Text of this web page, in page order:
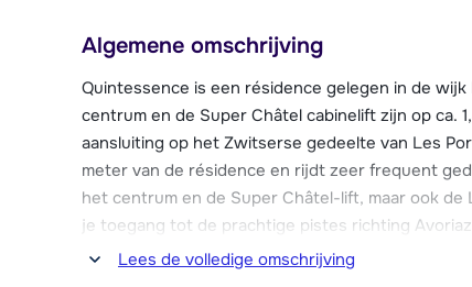
Algemene omschrijving
Quintessence is een résidence gelegen in de
centrum en de Super Châtel cabinelift zijn op ca.
aansluiting op het Zwitserse gedeelte van Les
meter van de résidence en rijdt zeer frequent
het centrum en de Super Châtel-lift, maar ook
je toegang tot de prachtige pistes richting Avoriaz
Lees de volledige omschrijving